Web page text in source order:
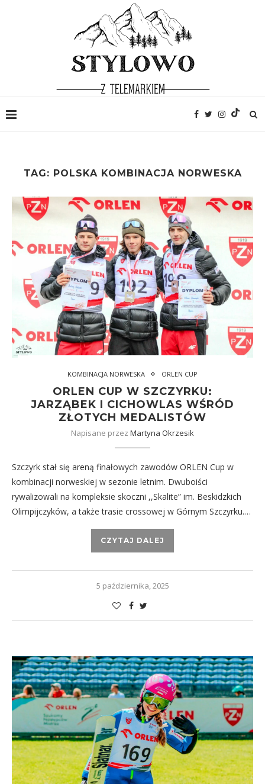
TAG: POLSKA KOMBINACJA NORWESKA
KOMBINACJA NORWESKA ORLEN CUP
ORLEN CUP W SZCZYRKU:
JARZĄBEK I CICHOWLAS WŚRÓD
ZŁOTYCH MEDALISTÓW
Napisane przez Martyna Okrzesik
Szczyrk stał się areną finałowych zawodów ORLEN Cup w
kombinacji norweskiej w sezonie letnim. Dwuboiści
rywalizowali na kompleksie skoczni ,,Skalite” im. Beskidzkich
Olimpijczyków, a także trasie crossowej w Górnym Szczyrku.…
CZYTAJ DALEJ
5 października, 2025